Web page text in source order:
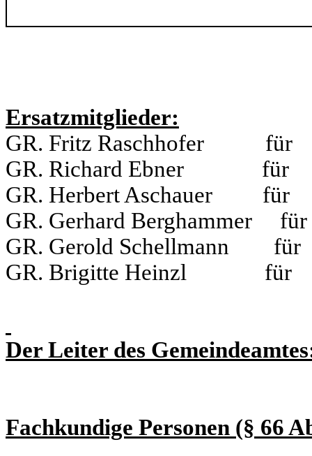
Ersatzmitglieder:
GR. Fritz Raschhofer
GR. Richard Ebner für
GR. Herbert Aschauer
GR. Gerhard
GR. Gerold Schellmann
GR. Brigitte Heinzl für
Der Leiter des
Fachkundige Personen (§ 66